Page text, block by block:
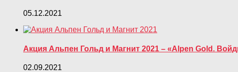
05.12.2021
Акция Альпен Гольд и Магнит 2021 – «Alpen Gold.
02.09.2021